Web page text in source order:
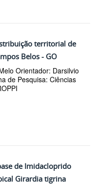
territorial de
Belos - GO
Orientador: Darsilvio
de Pesquisa: Ciências
de Imidacloprido
Girardia tigrina